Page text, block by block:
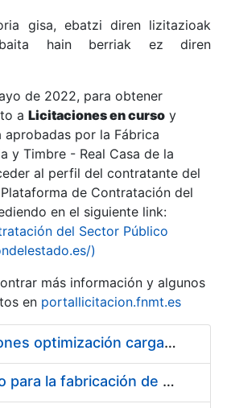
gisa, ebatzi diren lizitazioak
hain berriak ez diren
de 2022, para obtener
a Licitaciones en curso y
aprobadas por la Fábrica
y Timbre - Real Casa de la
al perfil del contratante del
de Contratación del
en el siguiente link:
del Sector Público
)
más información y algunos
en portallicitacion.fnmt.es
Pliego condiciones optimización cargas compras firmado
Acuerdo marco para la fabricación de piezas